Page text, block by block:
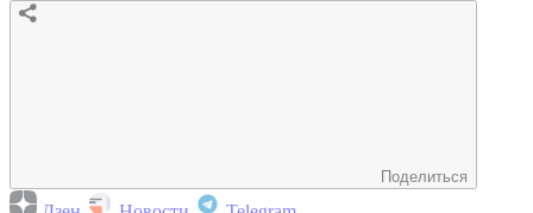
Поделиться